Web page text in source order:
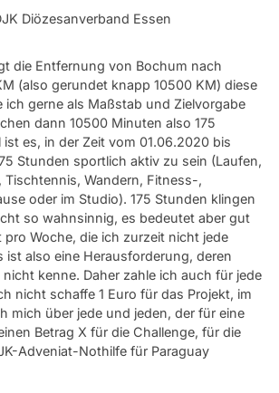
Diözesanverband Essen
die Entfernung von Bochum nach
(also gerundet knapp 10500 KM) diese
ich gerne als Maßstab und Zielvorgabe
dann 10500 Minuten also 175
ist es, in der Zeit vom 01.06.2020 bis
Stunden sportlich aktiv zu sein (Laufen,
Tischtennis, Wandern, Fitness-,
oder im Studio). 175 Stunden klingen
so wahnsinnig, es bedeutet aber gut
Woche, die ich zurzeit nicht jede
ist also eine Herausforderung, deren
kenne. Daher zahle ich auch für jede
nicht schaffe 1 Euro für das Projekt, im
mich über jede und jeden, der für eine
Betrag X für die Challenge, für die
Adveniat-Nothilfe für Paraguay